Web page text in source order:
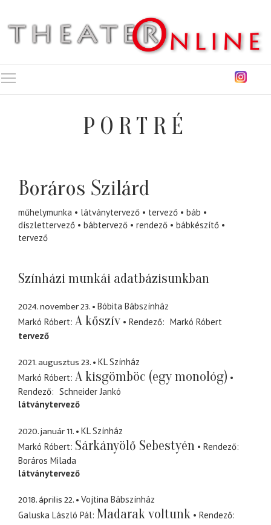
PORTRÉ
Boráros Szilárd
műhelymunka látványtervező tervező
báb
díszlettervező
bábtervező rendező
bábkészítő
tervező
Színházi munkái adatbázisunkban
2024. november 23.
Bóbita Bábszínház
Markó Róbert A kőszív Rendező
Markó Róbert
tervező
2021. augusztus 23.
KL Színház
Markó Róbert A kisgömböc (egy monológ)
Rendező
Schneider Jankó
látványtervező
2020. január 11.
KL Színház
Markó Róbert Sárkányölő Sebestyén
Rendező
Boráros Milada
látványtervező
2018. április 22.
Vojtina Bábszínház
Galuska László Pál Madarak voltunk
Rendező